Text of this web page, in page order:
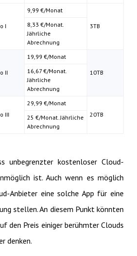
I
9,99 €/Monat
3TB
8,33 €/Monat.
Jährliche
Abrechnung
II
19,99 €/Monat
10TB
16,67 €/Monat.
Jährliche
Abrechnung
III
29,99 €/Monat
20TB
25 €/Monat. Jährliche
Abrechnung
unbegrenzter kostenloser Cloud-
ist. Auch wenn es möglich
Anbieter eine solche App für eine
stellen. An diesem Punkt könnten
den Preis einiger berühmter Clouds
denken.